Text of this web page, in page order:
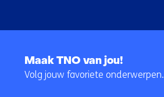
navigatie
Maak TNO van jou!
Volg jouw favoriete onderwerpen.